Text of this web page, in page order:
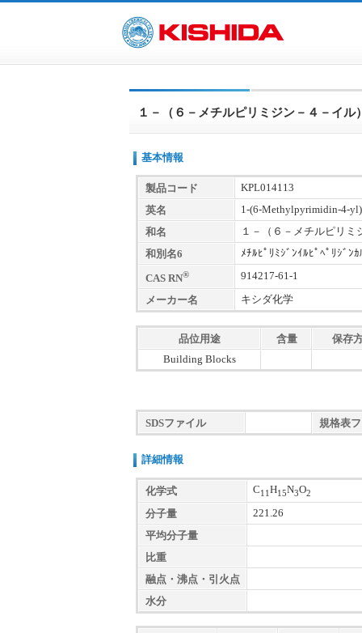
１－（６－メチルピリミジン－４－イ
基本情報
製品コード
KPL014113
英名
1-(6-Methylpyrimidin-4-
和名
１－（６－メチルピリ
和別名6
ﾒﾁﾙﾋﾟﾘﾐｼﾞﾝｲﾙﾋﾟﾍﾟﾘｼﾞﾝ
CAS RN® 914217-61-1
メーカー名 キシダ化学
品位用途 含量
保存
Building Blocks
SDSファイル 規格表
詳細情報
化学式 C11 H15N3O2
分子量
221.26
平均分子量
比重
融点・沸点・引火点
水分